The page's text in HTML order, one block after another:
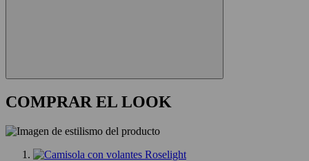
COMPRAR EL LOOK